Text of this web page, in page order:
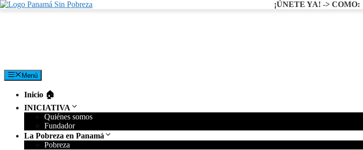
Saltar
¡ÚNETE YA! -> COMO:
Menú
Inicio 🏠︎
INICIATIVA
Quiénes somos
Fundador
La Pobreza en Panamá
Pobreza